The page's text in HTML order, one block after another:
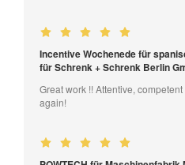
Incentive Wochenede für
für Schrenk + Schrenk Berlin
Great work !! Attentive,
again!